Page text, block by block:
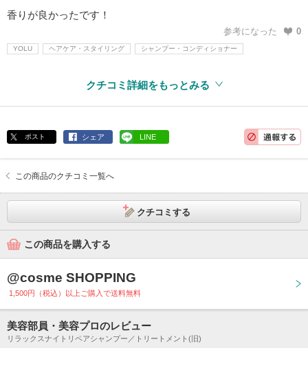
香りが良かったです！
参考になった 0
YOLU ヘアケア・スタイリング シャンプー・コンディショナー
クチコミ詳細をもっとみる
ポスト シェア LINE
この商品のクチコミ一覧へ
クチコミする
この商品を購入する
@cosme SHOPPING
1,500円（税込）以上ご購入で送料無料
美容部員・美容プロのレビュー
リラックスナイトリペアシャンプー／トリートメント(旧)